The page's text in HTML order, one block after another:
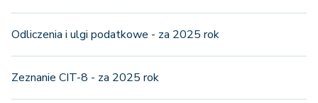
Odliczenia i ulgi podatkowe - za 2025 rok
Zeznanie CIT-8 - za 2025 rok